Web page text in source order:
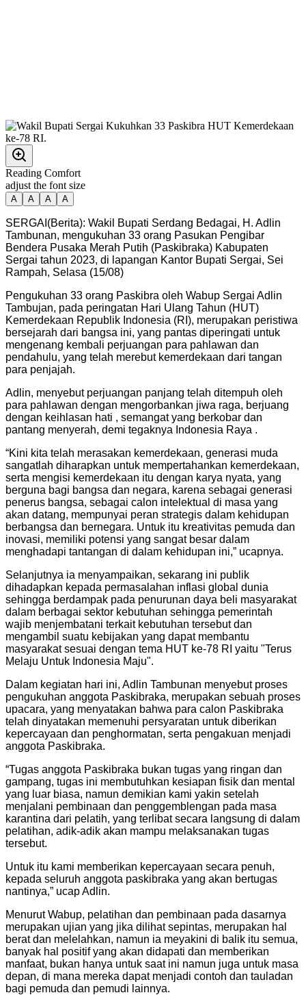
Reading Comfort
adjust the font size
A A A A
SERGAI(Berita): Wakil Bupati Serdang Bedagai, H. Adlin
Tambunan, mengukuhan 33 orang Pasukan Pengibar
Bendera Pusaka Merah Putih (Paskibraka) Kabupaten
Sergai tahun 2023, di lapangan Kantor Bupati Sergai, Sei
Rampah, Selasa (15/08)
Pengukuhan 33 orang Paskibra oleh Wabup Sergai Adlin
Tambujan, pada peringatan Hari Ulang Tahun (HUT)
Kemerdekaan Republik Indonesia (RI), merupakan peristiwa
bersejarah dari bangsa ini, yang pantas diperingati untuk
mengenang kembali perjuangan para pahlawan dan
pendahulu, yang telah merebut kemerdekaan dari tangan
para penjajah.
Adlin, menyebut perjuangan panjang telah ditempuh oleh
para pahlawan dengan mengorbankan jiwa raga, berjuang
dengan keihlasan hati , semangat yang berkobar dan
pantang menyerah, demi tegaknya Indonesia Raya .
“Kini kita telah merasakan kemerdekaan, generasi muda
sangatlah diharapkan untuk mempertahankan kemerdekaan,
serta mengisi kemerdekaan itu dengan karya nyata, yang
berguna bagi bangsa dan negara, karena sebagai generasi
penerus bangsa, sebagai calon intelektual di masa yang
akan datang, mempunyai peran strategis dalam kehidupan
berbangsa dan bernegara. Untuk itu kreativitas pemuda dan
inovasi, memiliki potensi yang sangat besar dalam
menghadapi tantangan di dalam kehidupan ini,” ucapnya.
Selanjutnya ia menyampaikan, sekarang ini publik
dihadapkan kepada permasalahan inflasi global dunia
sehingga berdampak pada penurunan daya beli masyarakat
dalam berbagai sektor kebutuhan sehingga pemerintah
wajib menjembatani terkait kebutuhan tersebut dan
mengambil suatu kebijakan yang dapat membantu
masyarakat sesuai dengan tema HUT ke-78 RI yaitu "Terus
Melaju Untuk Indonesia Maju".
Dalam kegiatan hari ini, Adlin Tambunan menyebut proses
pengukuhan anggota Paskibraka, merupakan sebuah proses
upacara, yang menyatakan bahwa para calon Paskibraka
telah dinyatakan memenuhi persyaratan untuk diberikan
kepercayaan dan penghormatan, serta pengakuan menjadi
anggota Paskibraka.
“Tugas anggota Paskibraka bukan tugas yang ringan dan
gampang, tugas ini membutuhkan kesiapan fisik dan mental
yang luar biasa, namun demikian kami yakin setelah
menjalani pembinaan dan penggemblengan pada masa
karantina dari pelatih, yang terlibat secara langsung di dalam
pelatihan, adik-adik akan mampu melaksanakan tugas
tersebut.
Untuk itu kami memberikan kepercayaan secara penuh,
kepada seluruh anggota paskibraka yang akan bertugas
nantinya,” ucap Adlin.
Menurut Wabup, pelatihan dan pembinaan pada dasarnya
merupakan ujian yang jika dilihat sepintas, merupakan hal
berat dan melelahkan, namun ia meyakini di balik itu semua,
banyak hal positif yang akan didapati dan memberikan
manfaat, bukan hanya untuk saat ini namun juga untuk masa
depan, di mana mereka dapat menjadi contoh dan tauladan
bagi pemuda dan pemudi lainnya.